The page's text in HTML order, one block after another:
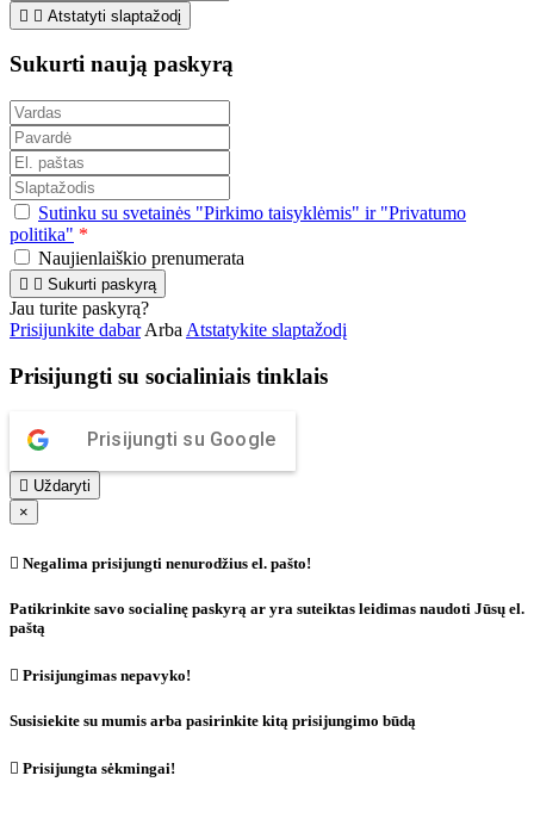
  Atstatyti slaptažodį
Sukurti naują paskyrą
Sutinku su svetainės "Pirkimo taisyklėmis" ir "Privatumo
politika" *
Naujienlaiškio prenumerata
  Sukurti paskyrą
Jau turite paskyrą?
Prisijunkite dabarArba Atstatykite slaptažodį
Prisijungti su socialiniais tinklais
Prisijungti su Google
 Uždaryti
×
 Negalima prisijungti nenurodžius el. pašto!
Patikrinkite savo socialinę paskyrą ar yra suteiktas leidimas naudoti Jūsų el.
paštą
 Prisijungimas nepavyko!
Susisiekite su mumis arba pasirinkite kitą prisijungimo būdą
 Prisijungta sėkmingai!